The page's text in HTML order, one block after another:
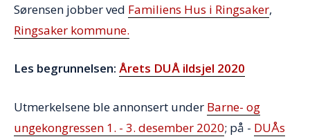
Sørensen jobber ved Familiens Hus i Ringsaker,
Ringsaker kommune.
Les begrunnelsen: Årets DUÅ ildsjel 2020
Utmerkelsene ble annonsert under Barne- og
ungekongressen 1. - 3. desember 2020; på - DUÅs